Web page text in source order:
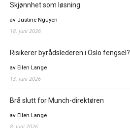
Skjønnhet som løsning
av Justine Nguyen
18. juni 2026
Risikerer byrådslederen i Oslo fengsel?
av Ellen Lange
13. juni 2026
Brå slutt for Munch-direktøren
av Ellen Lange
8. juni 2026